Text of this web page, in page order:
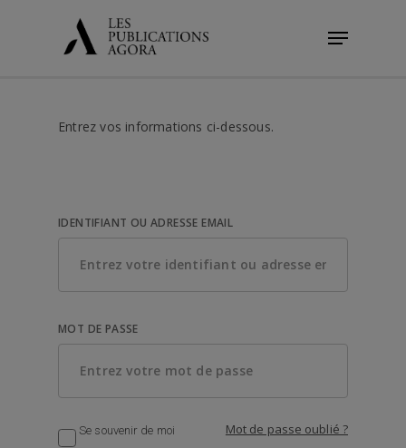
Menu
Entrez vos informations ci-dessous.
IDENTIFIANT OU ADRESSE EMAIL
MOT DE PASSE
Se souvenir de moi Mot de passe oublié ?